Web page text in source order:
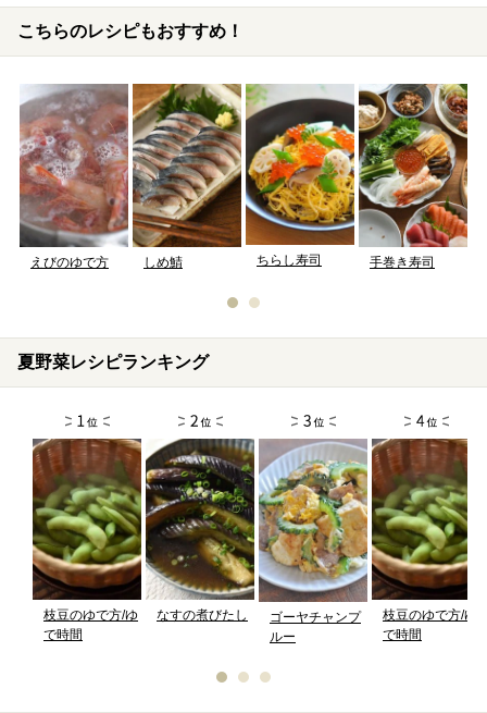
こちらのレシピもおすすめ！
えびのゆで方 しめ鯖 ちらし寿司 手巻き寿司
夏野菜レシピランキング
枝豆のゆで方/ゆ
で時間
なすの煮びたし
ゴーヤチャンプ
ルー
枝豆のゆで方/ゆ
で時間